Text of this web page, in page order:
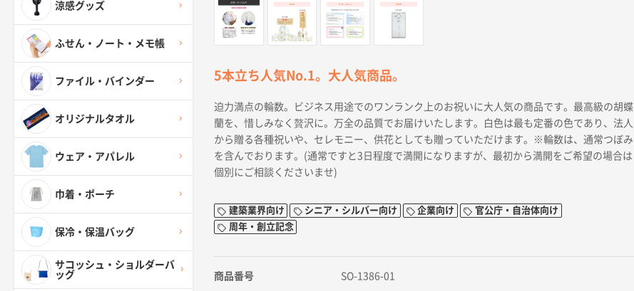
涼感グッズ
ふせん・ノート・メモ帳
ファイル・バインダー
オリジナルタオル
ウェア・アパレル
巾着・ポーチ
保冷・保温バッグ
サコッシュ・ショルダーバ
ッグ
5本立ち人気No.1。大人気商品。
迫力満点の輪数。ビジネス用途でのワンランク上のお祝いに大人気の商品です。最高級の胡蝶
蘭を、惜しみなく贅沢に。万全の品質でお届けいたします。白色は最も定番の色であり、法人
から贈る各種祝いや、セレモニー、供花としても贈っていただけます。※輪数は、通常つぼみ
を含んでおります。(通常ですと3日程度で満開になりますが、最初から満開をご希望の場合は
個別にご相談くださいませ)
建築業界向け シニア・シルバー向け 企業向け
官公庁・自治体向け
周年・創立記念
商品番号 SO-1386-01